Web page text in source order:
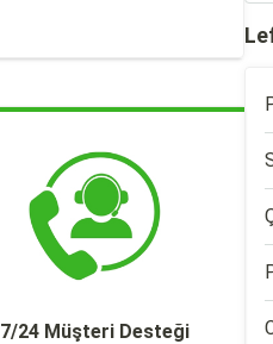
7/24 Müşteri Desteği